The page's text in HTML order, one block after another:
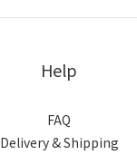
Help
FAQ
Delivery & Shipping